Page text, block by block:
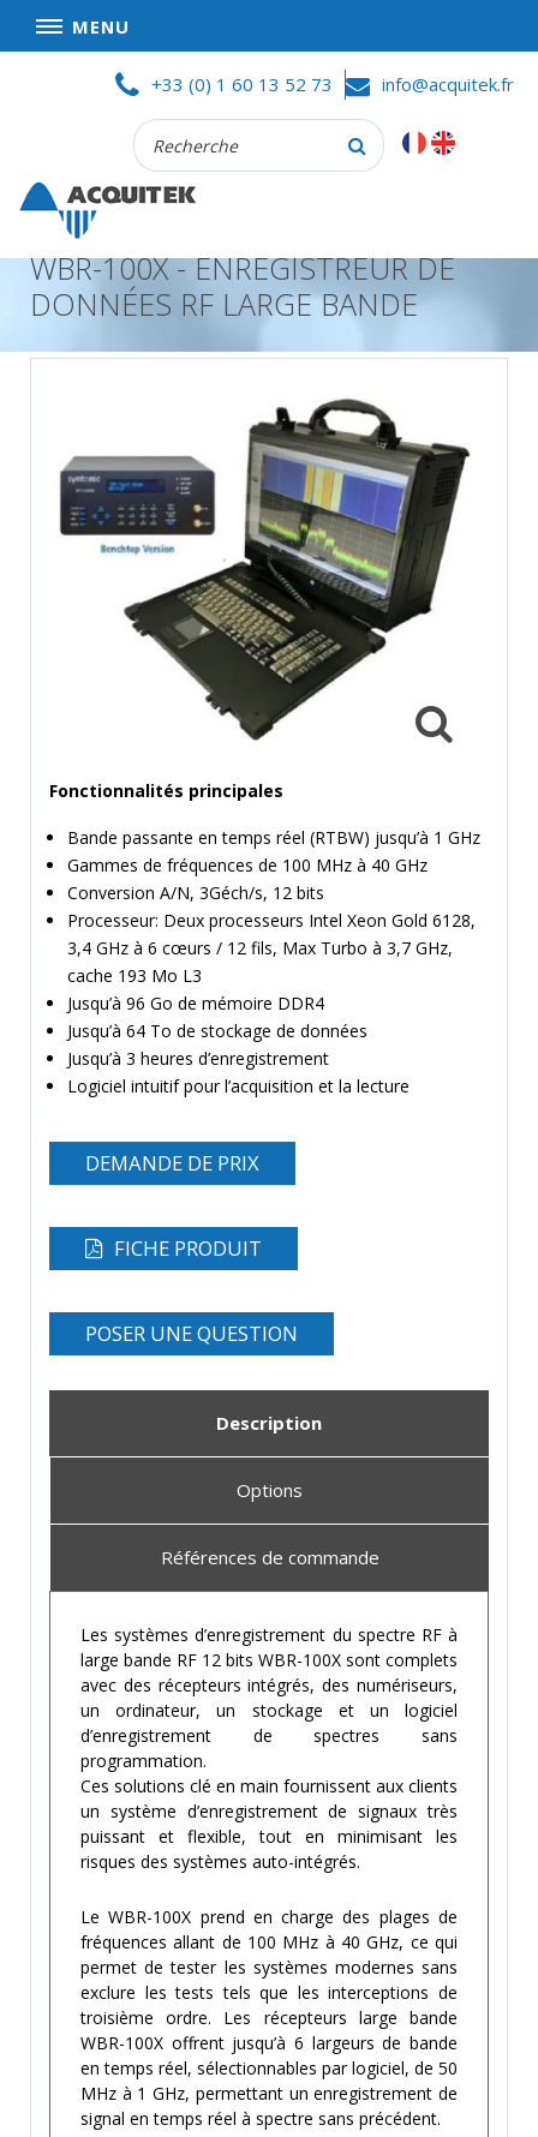
MENU
BONNES AFFAIRES
CONDITIONS GÉNÉRALES DE VENTES
CONFIDENTIALITÉ
PARTENAIRES
DONNÉES
TEST
ET
MESURE
FRÉQUENCES
ACTUALITÉS
SERVICE & SUPPORT
+33 (0) 1 60 13 52 73 info@acquitek.fr
Recherche
:
WBR-100X - ENREGISTREUR DE
DONNÉES RF LARGE BANDE
Fonctionnalités principales
Bande passante en temps réel (RTBW) jusqu’à 1 GHz
Gammes de fréquences de 100 MHz à 40 GHz
Conversion A/N, 3Géch/s, 12 bits
Processeur: Deux processeurs Intel Xeon Gold 6128,
3,4 GHz à 6 cœurs / 12 fils, Max Turbo à 3,7 GHz,
cache 193 Mo L3
Jusqu’à 96 Go de mémoire DDR4
Jusqu’à 64 To de stockage de données
Jusqu’à 3 heures d’enregistrement
Logiciel intuitif pour l’acquisition et la lecture
DEMANDE DE PRIX
FICHE PRODUIT
POSER UNE QUESTION
Description
Options
Références de commande
Les systèmes d’enregistrement du spectre RF à
large bande RF 12 bits WBR-100X sont complets
avec des récepteurs intégrés, des numériseurs,
un ordinateur, un stockage et un logiciel
d’enregistrement de spectres sans
programmation.
Ces solutions clé en main fournissent aux clients
un système d’enregistrement de signaux très
puissant et flexible, tout en minimisant les
risques des systèmes auto-intégrés.
Le WBR-100X prend en charge des plages de
fréquences allant de 100 MHz à 40 GHz, ce qui
permet de tester les systèmes modernes sans
exclure les tests tels que les interceptions de
troisième ordre. Les récepteurs large bande
WBR-100X offrent jusqu’à 6 largeurs de bande
en temps réel, sélectionnables par logiciel, de 50
MHz à 1 GHz, permettant un enregistrement de
signal en temps réel à spectre sans précédent.